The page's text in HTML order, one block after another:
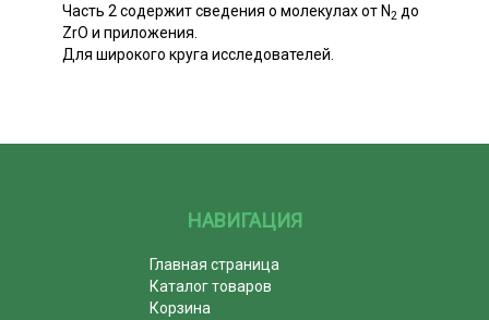
Часть 2 содержит сведения о молекулах от N2 до
ZrO и приложения.
Для широкого круга исследователей.
НАВИГАЦИЯ
Главная страница
Каталог товаров
Корзина